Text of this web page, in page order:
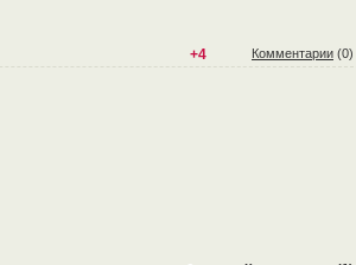
+4 Комментарии (0)